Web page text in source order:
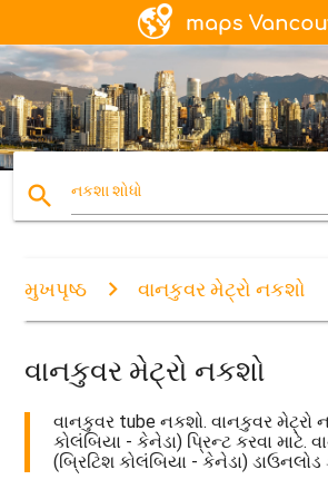
search નકશા શોધો
મુખપૃષ્ઠ વાનકુવર મેટ્રો નકશો
વાનકુવર મેટ્રો નકશો
વાનકુવર tube નકશો. વાનકુવર મેટ્રો
કોલંબિયા - કેનેડા) પ્રિન્ટ કરવા માટે.
(બ્રિટિશ કોલંબિયા - કેનેડા) ડાઉનલોડ